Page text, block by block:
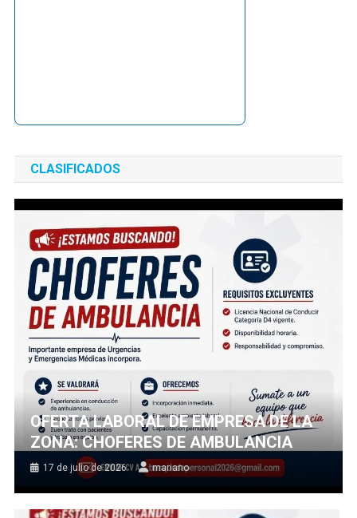
CLASIFICADOS
OFERTA LABORAL DE EMPRESA DE LA
ZONA: CHOFERES DE AMBULANCIA
17 de julio de 2026 mariano